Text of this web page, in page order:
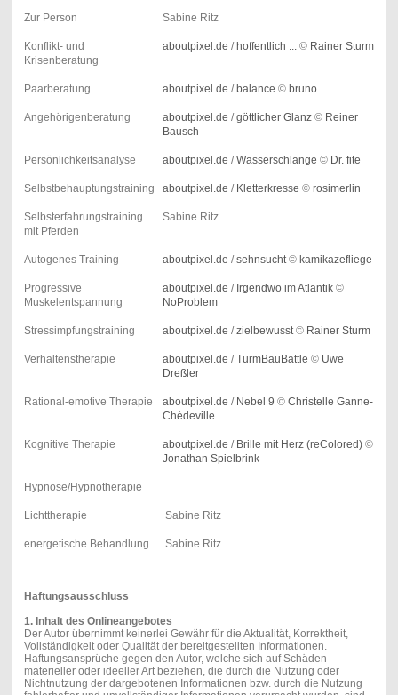
Zur Person Sabine Ritz
Konflikt- und
Krisenberatung
aboutpixel.de /hoffentlich ... © Rainer Sturm
Paarberatung aboutpixel.de /balance © bruno
Angehörigenberatung aboutpixel.de /göttlicher Glanz© Reiner
Bausch
Persönlichkeitsanalyse aboutpixel.de /Wasserschlange © Dr. fite
Selbstbehauptungstraining aboutpixel.de / Kletterkresse © rosimerlin
Selbsterfahrungstraining
mit Pferden
Sabine Ritz
Autogenes Training aboutpixel.de /sehnsucht© kamikazefliege
Progressive
Muskelentspannung
aboutpixel.de / Irgendwo im Atlantik©
NoProblem
Stressimpfungstraining aboutpixel.de /zielbewusst© Rainer Sturm
Verhaltenstherapie aboutpixel.de /TurmBauBattle © Uwe
Dreßler
Rational-emotive Therapie aboutpixel.de / Nebel 9 © Christelle Ganne-
Chédeville
Kognitive Therapie aboutpixel.de / Brille mit Herz (reColored)©
Jonathan Spielbrink
Hypnose/Hypnotherapie
Lichttherapie Sabine Ritz
energetische Behandlung Sabine Ritz
Haftungsausschluss
1. Inhalt des Onlineangebotes
Der Autor übernimmt keinerlei Gewähr für die Aktualität, Korrektheit,
Vollständigkeit oder Qualität der bereitgestellten Informationen.
Haftungsansprüche gegen den Autor, welche sich auf Schäden
materieller oder ideeller Art beziehen, die durch die Nutzung oder
Nichtnutzung der dargebotenen Informationen bzw. durch die Nutzung